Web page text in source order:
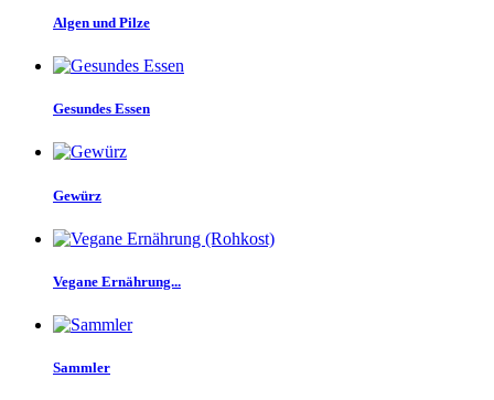
Algen und Pilze
Gesundes Essen
Gewürz
Vegane Ernährung...
Sammler